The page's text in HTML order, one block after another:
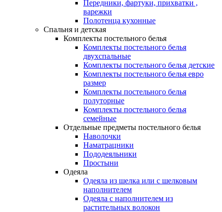
Передники, фартуки, прихватки ,
варежки
Полотенца кухонные
Спальня и детская
Комплекты постельного белья
Комплекты постельного белья
двухспальные
Комплекты постельного белья детские
Комплекты постельного белья евро
размер
Комплекты постельного белья
полуторные
Комплекты постельного белья
семейные
Отдельные предметы постельного белья
Наволочки
Наматрацники
Пододеяльники
Простыни
Одеяла
Одеяла из шелка или с шелковым
наполнителем
Одеяла с наполнителем из
растительных волокон